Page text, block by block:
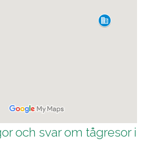
och svar om tågresor i